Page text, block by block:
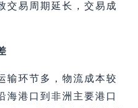
交易周期延长，交易成
输环节多，物流成本较
海港口到非洲主要港口